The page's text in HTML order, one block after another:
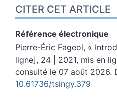
CITER CET ARTICLE
Référence électronique
Pierre-Éric Fageol, «
ligne], 24 | 2021, mis en
consulté le 07 août 2026.
10.61736/tsingy.379